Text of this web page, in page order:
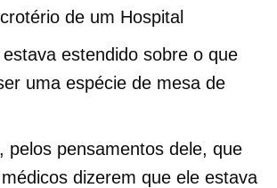
de um Hospital
estendido sobre o que
uma espécie de mesa de
pelos pensamentos dele, que
dizerem que ele estava